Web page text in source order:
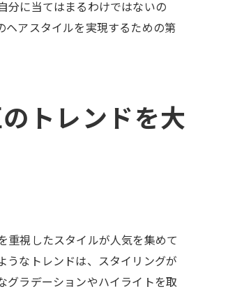
分に当てはまるわけではないの
ヘアスタイルを実現するための第
トレンドを大
重視したスタイルが人気を集めて
うなトレンドは、スタイリングが
グラデーションやハイライトを取